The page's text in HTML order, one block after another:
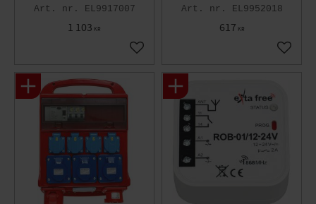
EL9917007
1 103 KR
Lägg till i favoriter
EL9952018
617 KR
Lägg